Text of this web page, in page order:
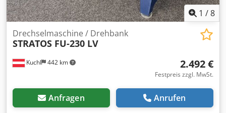
1 /8
Kuchl 442 km
Drechselmaschine / Drehbank
STRATOS FU-230 LV
2.492 €
Festpreis zzgl. MwSt.
Anfragen Anrufen